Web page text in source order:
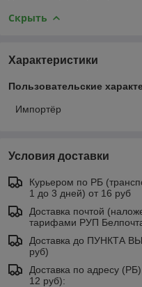
Скрыть
Характеристики
Пользовательские
Импортёр
Условия доставки
Курьером по РБ
1 до 3 дней) от 16 руб
Доставка почтой
тарифами РУП
Доставка до ПУНКТА
руб)
Доставка по адресу
12 руб):